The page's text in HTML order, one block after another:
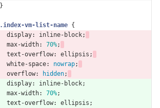
}
.index-vm-list-name {
display: inline-block;
max-width: 70%;
text-overflow: ellipsis ;
white-space: nowrap;
overflow: hidden;
display: inline-block;
max-width: 70%;
text-overflow: ellipsis ;